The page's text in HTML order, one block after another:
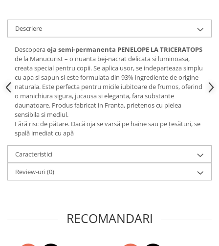
Descriere
Descoperaoja semi-permanenta PENELOPE LA TRICERATOPS
de la Manucurist – o nuanta bej-nacrat delicata si luminoasa,
creata special pentru copii. Se aplica usor, se indeparteaza simplu
cu apa si sapun si este formulata din 93% ingrediente de origine
naturala. Este perfecta pentru micile iubitoare de frumos, oferind
o manichiura sigura, jucausa si eleganta, fara substante
daunatoare. Produs fabricat in Franta, prietenos cu pielea
sensibila si mediul.
Fără risc de pătare. Dacă oja se varsă pe haine sau pe țesături, se
spală imediat cu apă
Caracteristici
Review-uri(0)
RECOMANDARI